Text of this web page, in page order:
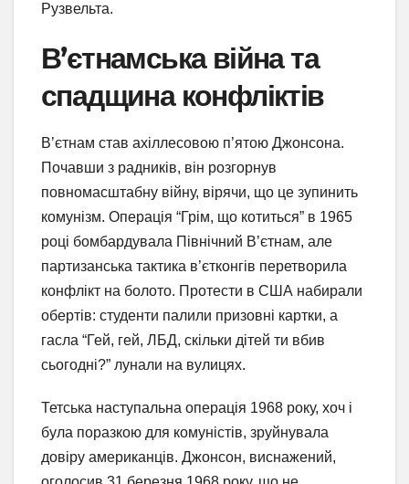
Рузвельта.
В’єтнамська війна та
спадщина конфліктів
В’єтнам став ахіллесовою п’ятою Джонсона.
Почавши з радників, він розгорнув
повномасштабну війну, вірячи, що це зупинить
комунізм. Операція “Грім, що котиться” в 1965
році бомбардувала Північний В’єтнам, але
партизанська тактика в’єтконгів перетворила
конфлікт на болото. Протести в США набирали
обертів: студенти палили призовні картки, а
гасла “Гей, гей, ЛБД, скільки дітей ти вбив
сьогодні?” лунали на вулицях.
Тетська наступальна операція 1968 року, хоч і
була поразкою для комуністів, зруйнувала
довіру американців. Джонсон, виснажений,